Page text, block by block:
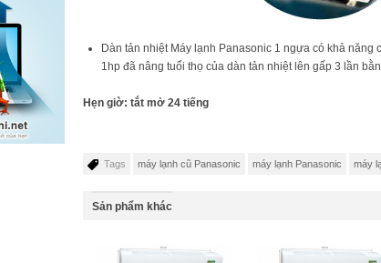
Dàn tản nhiệt Máy lạnh Panasonic 1 ngựa có khả
1hp đã nâng tuổi thọ của dàn tản nhiệt lên gấp 3 lần
Hẹn giờ: tắt mở 24 tiếng
Tags máy lạnh cũ Panasonic máy lạnh Panasonic máy
Sản phẩm khác